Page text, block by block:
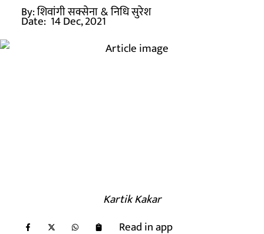
By:शिवांगी सक्सेना& निधि सुरेश
Date: 14 Dec, 2021
Kartik Kakar
Read in app